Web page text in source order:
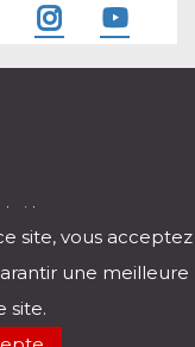
site, vous acceptez
une meilleure
site.